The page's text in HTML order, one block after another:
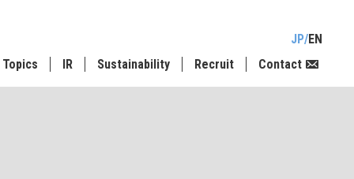
JP EN
Topics
IR Sustainability Recruit Contact